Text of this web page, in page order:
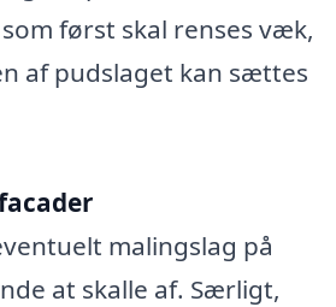
først skal renses væk,
af pudslaget kan sættes
malingslag på
at skalle af. Særligt,